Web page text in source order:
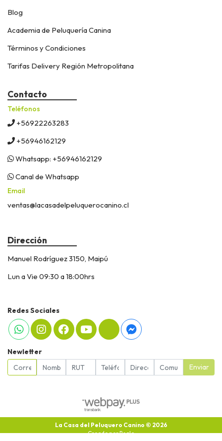
Blog
Academia de Peluquería Canina
Términos y Condiciones
Tarifas Delivery Región Metropolitana
Contacto
Teléfonos
+56922263283
+56946162129
Whatsapp: +56946162129
Canal de Whatsapp
Email
ventas@lacasadelpeluquerocanino.cl
Dirección
Manuel Rodríguez 3150, Maipú
Lun a Vie 09:30 a 18:00hrs
Redes Sociales
Newletter
Enviar
La Casa del Peluquero Canino © 2026
Creado porBsale